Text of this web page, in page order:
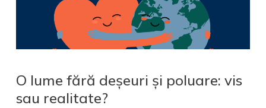
O lume fără deșeuri și poluare: vis
sau realitate?